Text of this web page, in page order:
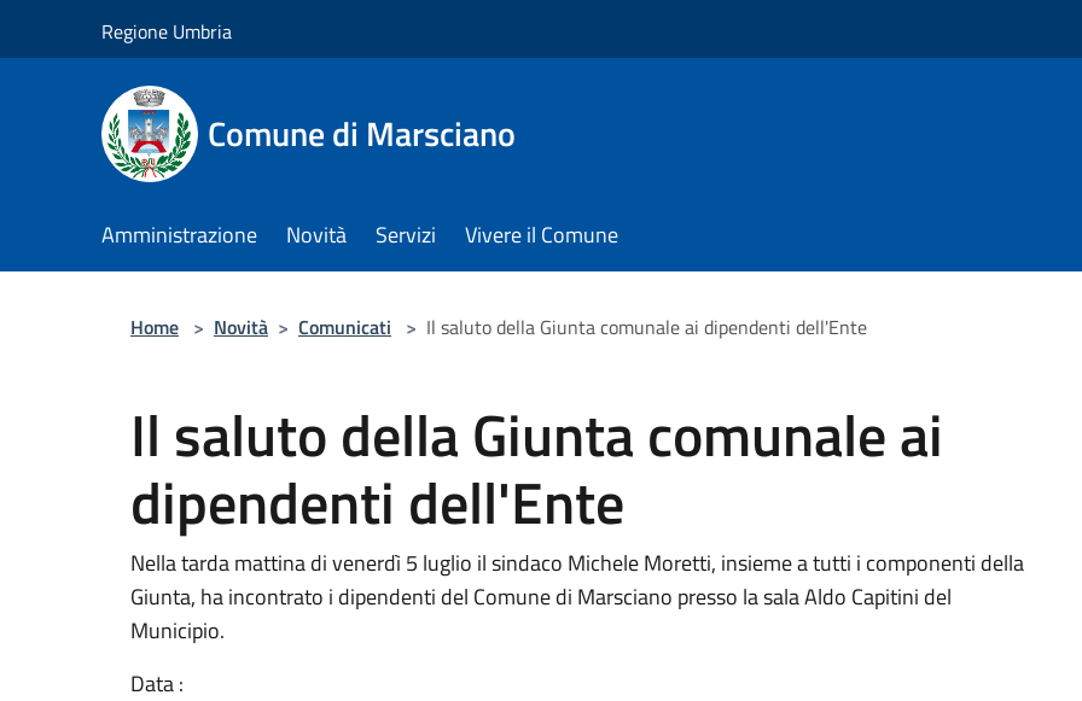
Regione Umbria
Comune di Marsciano
Amministrazione Novità Servizi Vivere il Comune
Home > Novità > Comunicati > Il saluto della Giunta comunale ai dipendenti dell'Ente
Il saluto della Giunta comunale ai
dipendenti dell'Ente
Nella tarda mattina di venerdì 5 luglio il sindaco Michele Moretti, insieme a tutti i componenti della
Giunta, ha incontrato i dipendenti del Comune di Marsciano presso la sala Aldo Capitini del
Municipio.
Data :